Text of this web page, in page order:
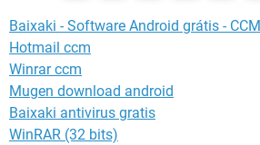
Baixaki - Software Android grátis - CCM
Hotmail ccm
Winrar ccm
Mugen download android
Baixaki antivirus gratis
WinRAR (32 bits)